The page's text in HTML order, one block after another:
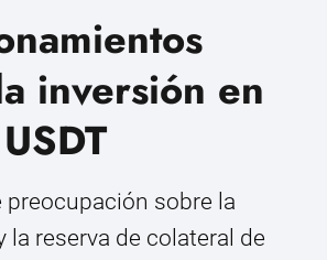
inversión en
preocupación sobre la
la reserva de colateral de